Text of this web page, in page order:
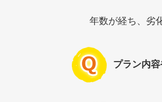
年数が経ち、劣
プラン内